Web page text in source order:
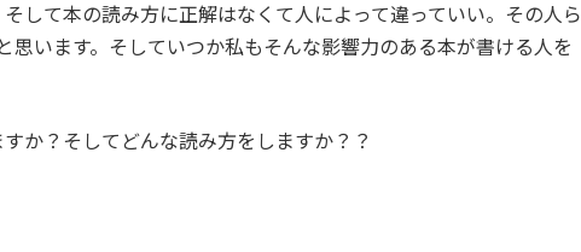
して本の読み方に正解はなくて人によって違っていい。その人ら
思います。そしていつか私もそんな影響力のある本が書ける人を
か？そしてどんな読み方をしますか？？